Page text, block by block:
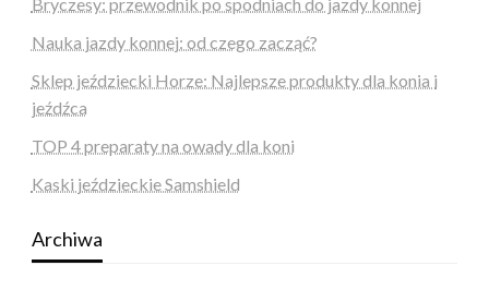
Nauka jazdy konnej: od czego zacząć?
Sklep jeździecki Horze: Najlepsze produkty dla konia i
jeźdźca
TOP 4 preparaty na owady dla koni
Kaski jeździeckie Samshield
Archiwa